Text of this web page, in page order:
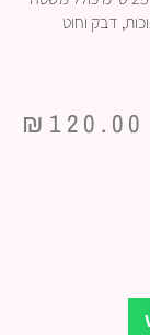
דבק וחוט
₪ 120.00